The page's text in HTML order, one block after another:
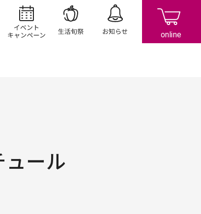
店舗/チラシ検索イベント/キャンペーン
生活旬祭 お知らせ
ュール